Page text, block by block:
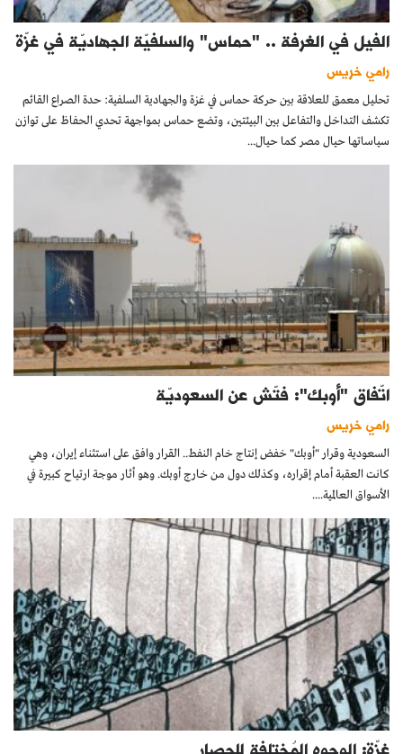
الفيل في الغرفة .. "حماس" والسلفيّة الجهاديّة في غزّة
رامي خريس
تحليل معمق للعلاقة بين حركة حماس في غزة والجهادية السلفية: حدة الصراع القائم
تكشف التداخل والتفاعل بين البيئتين، وتضع حماس بمواجهة تحدي الحفاظ على توازن
سياساتها حيال مصر كما حيال...
اتّفاق "أوبك": فتّش عن السعوديّة
رامي خريس
السعودية وقرار "أوبك" خفض إنتاج خام النفط.. القرار وافق على استثناء إيران، وهي
كانت العقبة أمام إقراره، وكذلك دول من خارج أوبك. وهو أثار موجة ارتياح كبيرة في
الأسواق العالمية....
غزّة: الوجوه المُختلفة للحصار